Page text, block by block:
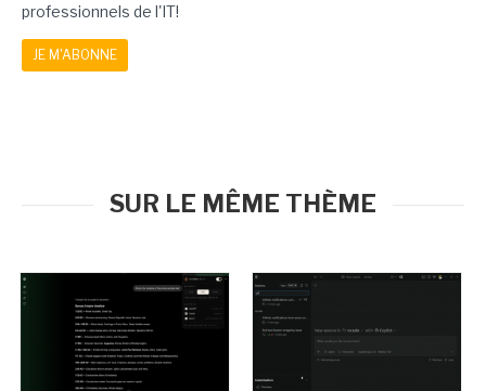
professionnels de l'IT!
JE M'ABONNE
SUR LE MÊME THÈME